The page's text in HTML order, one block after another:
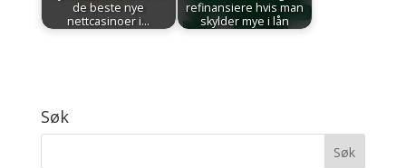
de beste nye
nettcasinoer i…
refinansiere hvis man
skylder mye i lån
Søk